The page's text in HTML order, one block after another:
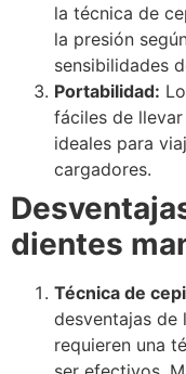
la técnica de
la presión
sensibilidades
Portabilidad:
fáciles de
ideales para
cargadores.
dientes
Técnica de
desventajas de
requieren una